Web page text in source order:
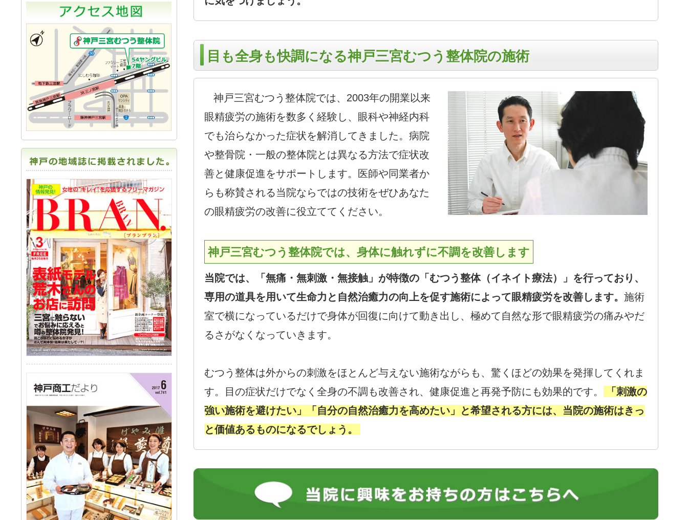
目も全身も快調になる神戸三宮むつう整体院の施術
神戸三宮むつう整体院では、2003年の開業以来
眼精疲労の施術を数多く経験し、眼科や神経内科
でも治らなかった症状を解消してきました。病院
や整骨院・一般の整体院とは異なる方法で症状改
善と健康促進をサポートします。医師や同業者か
らも称賛される当院ならではの技術をぜひあなた
の眼精疲労の改善に役立ててください。
神戸三宮むつう整体院では、身体に触れずに不調を改善します
当院では、「無痛・無刺激・無接触」が特徴の「むつう整体（イネイト療法）」を行っており、
専用の道具を用いて生命力と自然治癒力の向上を促す施術によって眼精疲労を改善します。 施術
室で横になっているだけで身体が回復に向けて動き出し、極めて自然な形で眼精疲労の痛みやだ
るさがなくなっていきます。
むつう整体は外からの刺激をほとんど与えない施術ながらも、驚くほどの効果を発揮してくれま
す。目の症状だけでなく全身の不調も改善され、健康促進と再発予防にも効果的です。
「刺激の
強い施術を避けたい」「自分の自然治癒力を高めたい」と希望される方には、当院の施術はきっ
と価値あるものになるでしょう。